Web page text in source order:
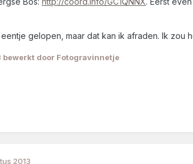
eentje gelopen, maar dat kan ik afraden. Ik zou
bewerkt door Fotogravinnetje
2013